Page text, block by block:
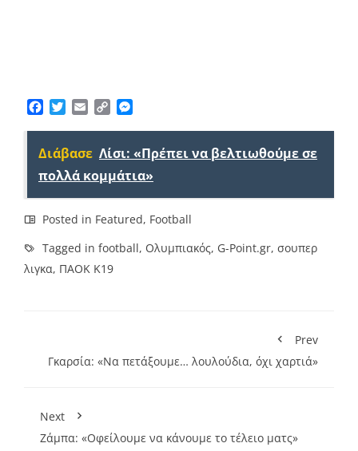
Facebook
TwitterEmailCopy
Διάβασε Λίσι: «Πρέπει να βελτιωθούμε σε
πολλά κομμάτια»
Posted in Featured, Football
Tagged in football, Ολυμπιακός, G-Point.gr, σουπερ
λιγκα, ΠΑΟΚ Κ19
Prev
Γκαρσία: «Να πετάξουμε… λουλούδια, όχι χαρτιά»
Next
Ζάμπα: «Οφείλουμε να κάνουμε το τέλειο ματς»